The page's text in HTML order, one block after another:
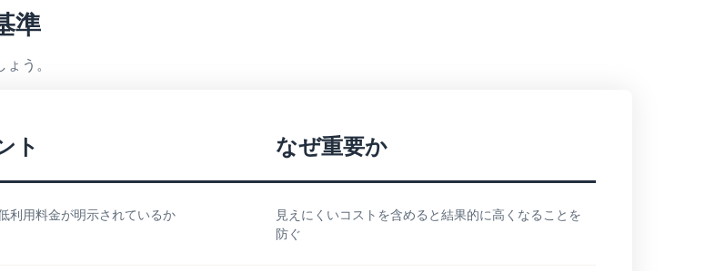
準
う。
ト なぜ重要か
利用料金が明示されているか
見えにくいコストを含めると結果的に高くなることを
防ぐ